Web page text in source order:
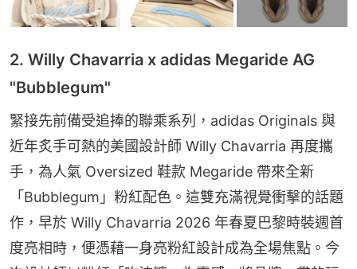
2. Willy Chavarria x adidas Megaride AG
"Bubblegum"
緊接先前備受追捧的聯乘系列，adidas Originals 與
近年炙手可熱的美國設計師 Willy Chavarria 再度攜
手，為人氣 Oversized 鞋款 Megaride 帶來全新
「Bubblegum」粉紅配色。這雙充滿視覺衝擊的話題
作，早於 Willy Chavarria 2026 年春夏巴黎時裝週首
度亮相時，便憑藉一身亮粉紅設計成為全場焦點。今